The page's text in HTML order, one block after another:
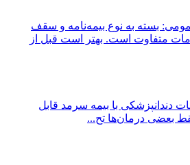
بسته به نوع بیمه‌نامه و سقف
متفاوت است. بهتر است قبل از
دندانپزشکی با بیمه سرمد قابل
بعضی درمان‌ها تح...